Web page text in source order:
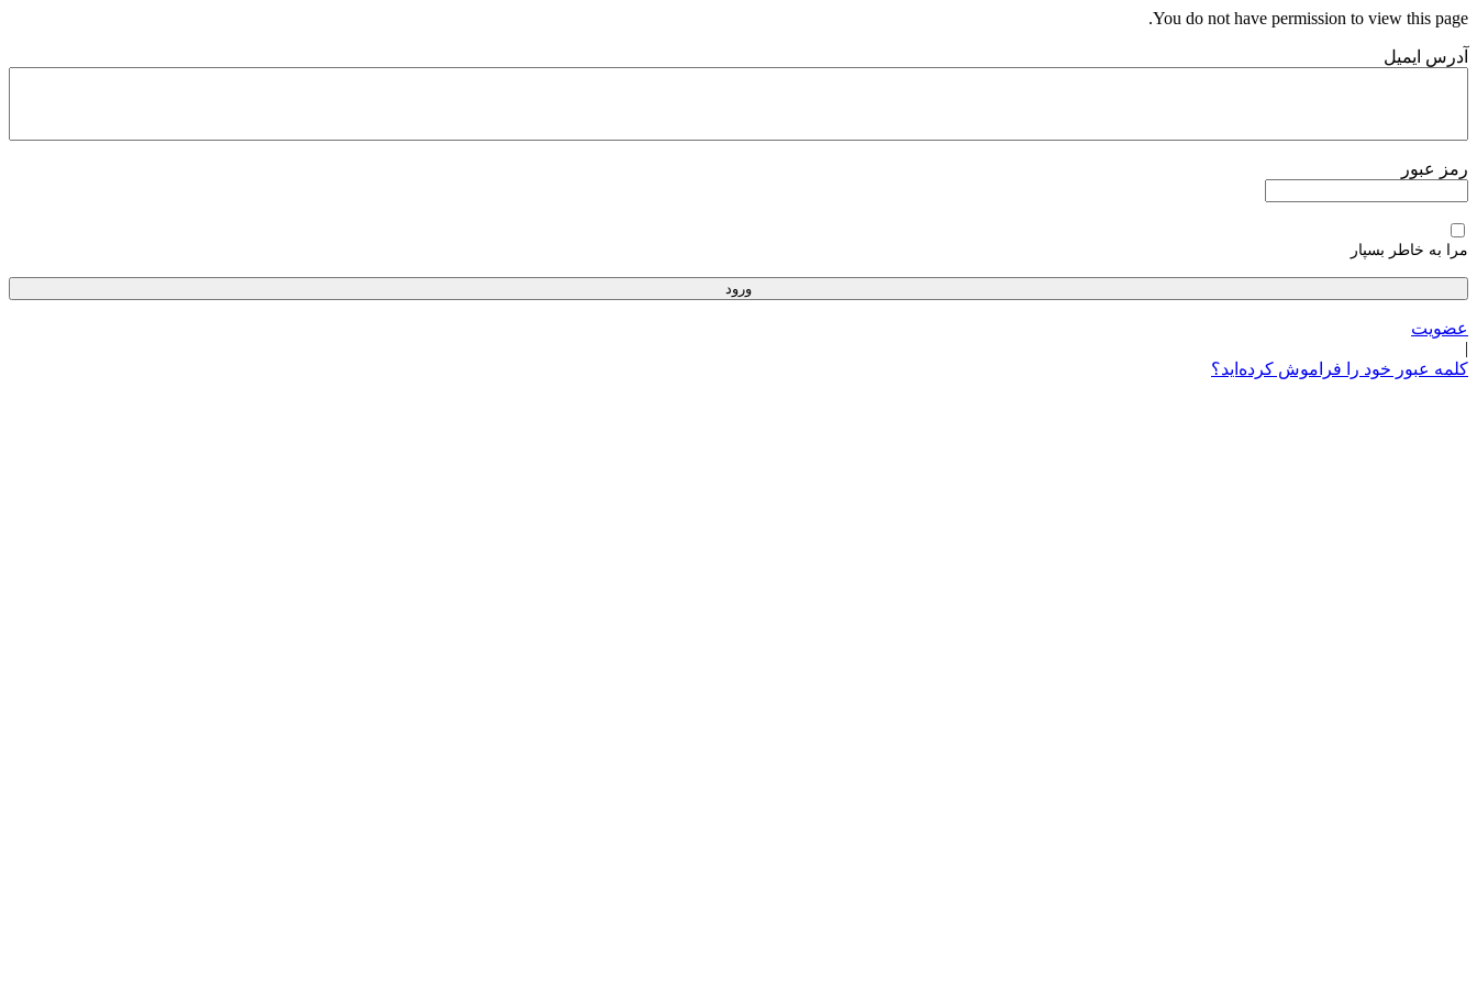
پرش
محتوا
You do not have permission to view this page.
آدرس ایمیل
رمز عبور
مرا به خاطر بسپار
عضویت
|
کلمه عبور خود را فراموش کرده‌اید؟